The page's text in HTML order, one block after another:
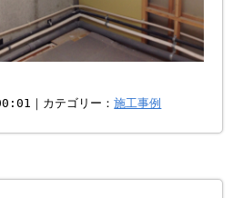
｜カテゴリー：施工事例